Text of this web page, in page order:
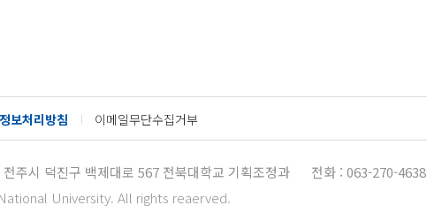
보처리방침 이메일무단수집거부
주시 덕진구 백제대로 567 전북대학교 기획조정과
전화 : 063-270-4638
University. All rights reaerved.